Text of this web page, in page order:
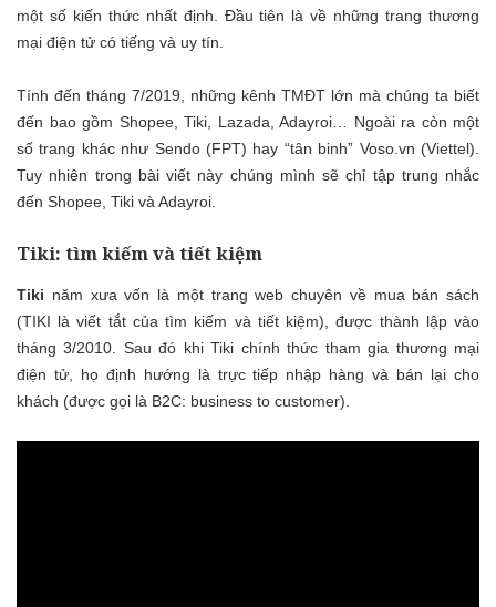
một số kiến thức nhất định. Đầu tiên là về những trang thương
mại điện tử có tiếng và uy tín.
Tính đến tháng 7/2019, những kênh TMĐT lớn mà chúng ta biết
đến bao gồm Shopee, Tiki, Lazada, Adayroi… Ngoài ra còn một
số trang khác như Sendo (FPT) hay “tân binh” Voso.vn (Viettel).
Tuy nhiên trong bài viết này chúng mình sẽ chỉ tập trung nhắc
đến Shopee, Tiki và Adayroi.
Tiki: tìm kiếm và tiết kiệm
Tiki năm xưa vốn là một trang web chuyên về mua bán sách
(TIKI là viết tắt của tìm kiếm và tiết kiệm), được thành lập vào
tháng 3/2010. Sau đó khi Tiki chính thức tham gia thương mại
điện tử, họ định hướng là trực tiếp nhập hàng và bán lại cho
khách (được gọi là B2C: business to customer).